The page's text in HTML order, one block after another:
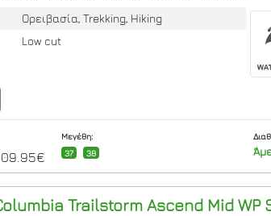
Ορειβασία, Trekking, Hiking
Low cut
Μεγέθη:
37
38
Trailstorm Ascend Mid WP